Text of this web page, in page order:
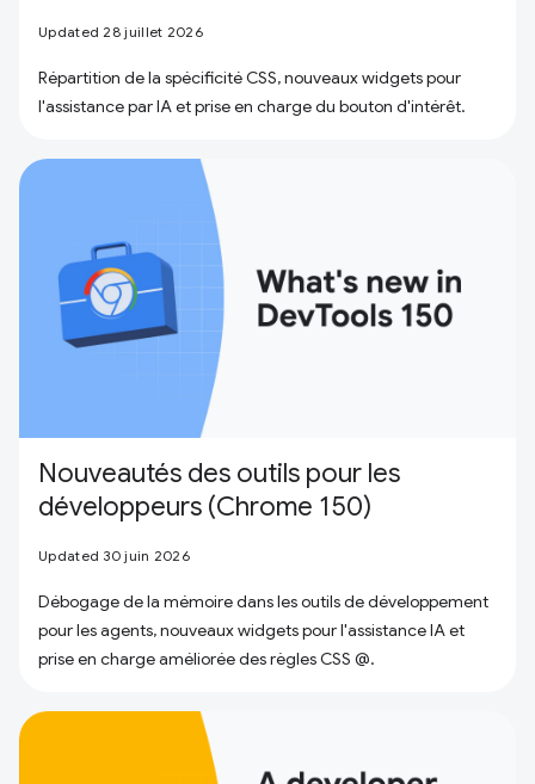
Updated 28 juillet 2026
Répartition de la spécificité CSS, nouveaux widgets pour
l'assistance par IA et prise en charge du bouton d'intérêt.
Nouveautés des outils pour les
développeurs (Chrome 150)
Updated 30 juin 2026
Débogage de la mémoire dans les outils de développement
pour les agents, nouveaux widgets pour l'assistance IA et
prise en charge améliorée des règles CSS @.